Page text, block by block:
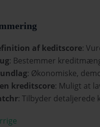
af keditscore:
: Bestemmer
: Økonomiske,
kreditscore: Muligt at
: Tilbyder detaljerede